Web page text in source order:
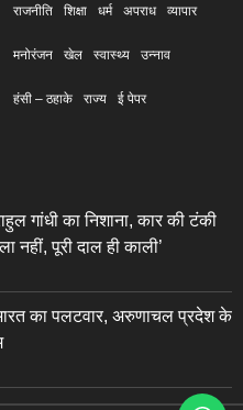
राजनीति शिक्षा धर्म अपराध व्यापार
मनोरंजन खेल स्वास्थ्य उन्नाव
हंसी – ठहाके राज्य ई पेपर
गांधी का निशाना, कार की टंकी
नहीं, पूरी दाल ही काली’
का पलटवार, अरुणाचल प्रदेश के